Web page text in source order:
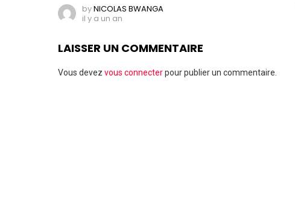
byNICOLAS BWANGA
il y a un an
LAISSER UN COMMENTAIRE
Vous devez vous connecterpour publier un commentaire.